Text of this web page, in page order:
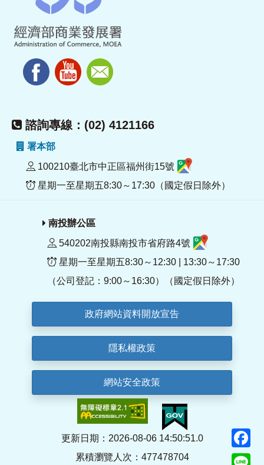
諮詢專線：(02) 4121166
署本部
100210臺北市中正區福州街15號
星期一至星期五8:30～17:30（國定假日除外）
南投辦公區
540202南投縣南投市省府路4號
星期一至星期五8:30～12:30 | 13:30～17:30
（公司登記：9:00～16:30）（國定假日除外）
政府網站資料開放宣告
隱私權政策
網站安全政策
更新日期：2026-08-06 14:50:51.0
累積瀏覽人次：477478704